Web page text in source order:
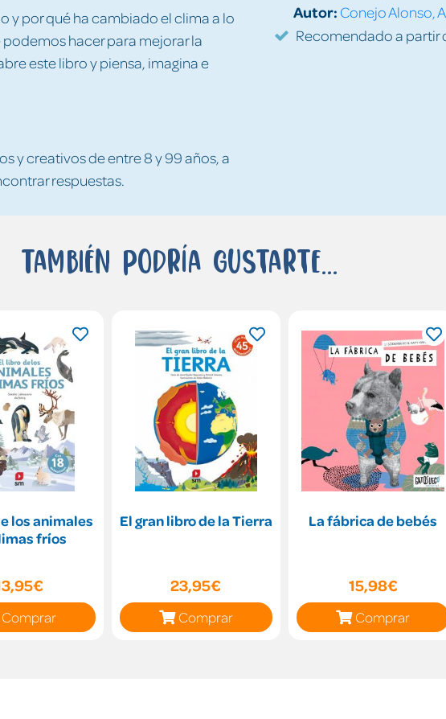
y por qué ha cambiado el clima a lo
hacer para mejorar la
este libro y piensa, imagina e
y creativos de entre 8 y 99 años, a
respuestas.
Autor: Conejo Alonso,
Recomendado a partir
También podría gustarte...
los animales
fríos
Comprar
El gran libro de la Tierra
23,95€
Comprar
La fábrica de bebés
15,98€
Comprar